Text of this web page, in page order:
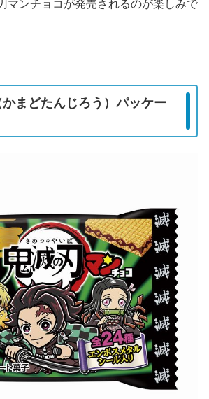
マンチョコが発売されるのが楽しみで
まどたんじろう）パッケー